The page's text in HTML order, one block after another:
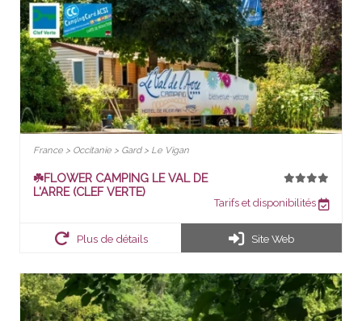
France > Occitanie > Gard > Le Vigan
☘️FLOWER CAMPING LE VAL DE
L'ARRE (CLEF VERTE)
Tarifs et disponibilités
Plus de détails Site Web